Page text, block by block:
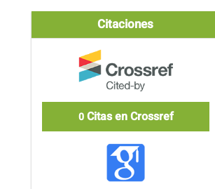
Citaciones
0Citas en Crossref